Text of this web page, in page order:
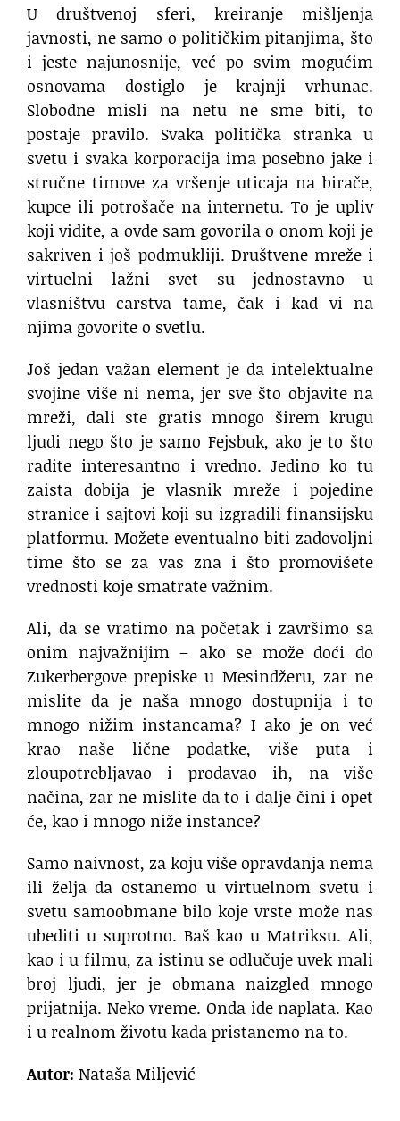
U društvenoj sferi, kreiranje mišljenja
javnosti, ne samo o političkim pitanjima, što
i jeste najunosnije, već po svim mogućim
osnovama dostiglo je krajnji vrhunac.
Slobodne misli na netu ne sme biti, to
postaje pravilo. Svaka politička stranka u
svetu i svaka korporacija ima posebno jake i
stručne timove za vršenje uticaja na birače,
kupce ili potrošače na internetu. To je upliv
koji vidite, a ovde sam govorila o onom koji je
sakriven i još podmukliji. Društvene mreže i
virtuelni lažni svet su jednostavno u
vlasništvu carstva tame, čak i kad vi na
njima govorite o svetlu.
Još jedan važan element je da intelektualne
svojine više ni nema, jer sve što objavite na
mreži, dali ste gratis mnogo širem krugu
ljudi nego što je samo Fejsbuk, ako je to što
radite interesantno i vredno. Jedino ko tu
zaista dobija je vlasnik mreže i pojedine
stranice i sajtovi koji su izgradili finansijsku
platformu. Možete eventualno biti zadovoljni
time što se za vas zna i što promovišete
vrednosti koje smatrate važnim.
Ali, da se vratimo na početak i završimo sa
onim najvažnijim – ako se može doći do
Zukerbergove prepiske u Mesindžeru, zar ne
mislite da je naša mnogo dostupnija i to
mnogo nižim instancama? I ako je on već
krao naše lične podatke, više puta i
zloupotrebljavao i prodavao ih, na više
načina, zar ne mislite da to i dalje čini i opet
će, kao i mnogo niže instance?
Samo naivnost, za koju više opravdanja nema
ili želja da ostanemo u virtuelnom svetu i
svetu samoobmane bilo koje vrste može nas
ubediti u suprotno. Baš kao u Matriksu. Ali,
kao i u filmu, za istinu se odlučuje uvek mali
broj ljudi, jer je obmana naizgled mnogo
prijatnija. Neko vreme. Onda ide naplata. Kao
i u realnom životu kada pristanemo na to.
Autor: Nataša Miljević